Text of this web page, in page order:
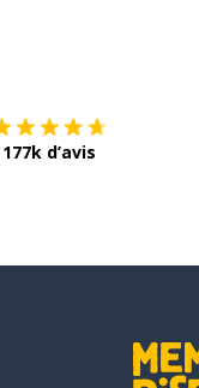
177k d’avis